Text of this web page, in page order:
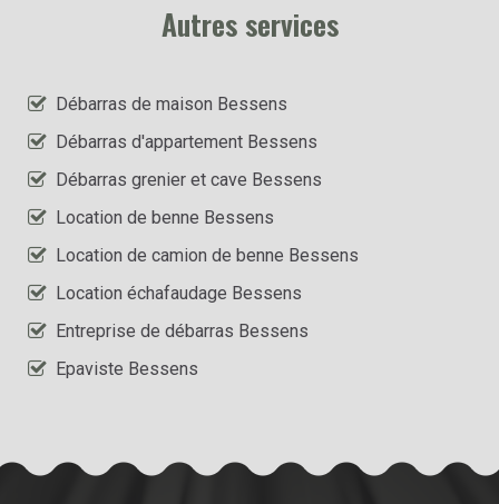
Autres services
Débarras de maison Bessens
Débarras d'appartement Bessens
Débarras grenier et cave Bessens
Location de benne Bessens
Location de camion de benne Bessens
Location échafaudage Bessens
Entreprise de débarras Bessens
Epaviste Bessens